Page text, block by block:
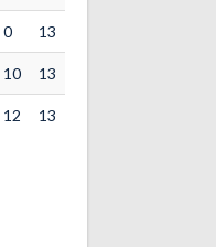
0 13
10 13
12 13